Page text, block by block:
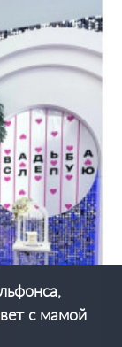
с мамой